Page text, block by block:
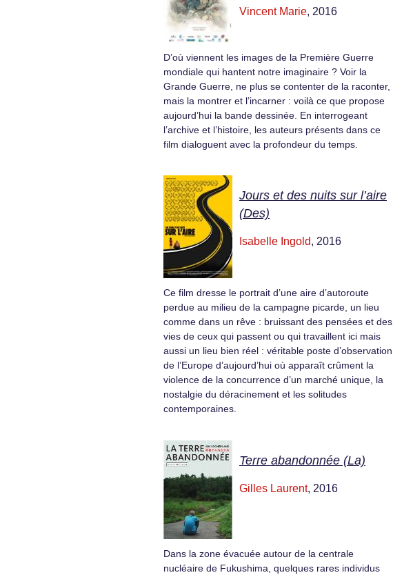
Vincent Marie, 2016
D’où viennent les images de la Première Guerre
mondiale qui hantent notre imaginaire ? Voir la
Grande Guerre, ne plus se contenter de la raconter,
mais la montrer et l’incarner : voilà ce que propose
aujourd’hui la bande dessinée. En interrogeant
l’archive et l’histoire, les auteurs présents dans ce
film dialoguent avec la profondeur du temps.
Jours et des nuits sur l’aire
(Des)
Isabelle Ingold, 2016
Ce film dresse le portrait d’une aire d’autoroute
perdue au milieu de la campagne picarde, un lieu
comme dans un rêve : bruissant des pensées et des
vies de ceux qui passent ou qui travaillent ici mais
aussi un lieu bien réel : véritable poste d’observation
de l’Europe d’aujourd’hui où apparaît crûment la
violence de la concurrence d’un marché unique, la
nostalgie du déracinement et les solitudes
contemporaines.
Terre abandonnée (La)
Gilles Laurent, 2016
Dans la zone évacuée autour de la centrale
nucléaire de Fukushima, quelques rares individus